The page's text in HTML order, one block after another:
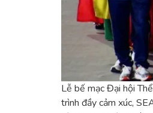
Lễ bế mạc Đại hội
trình đầy cảm xúc,